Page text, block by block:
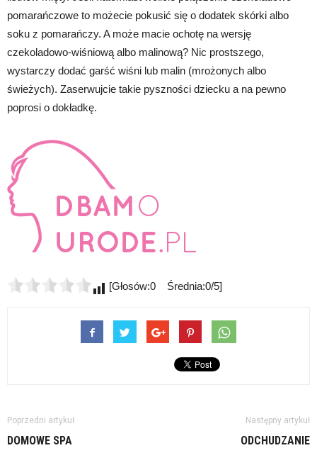
pomarańczowe to możecie pokusić się o dodatek skórki albo
soku z pomarańczy. A może macie ochotę na wersję
czekoladowo-wiśniową albo malinową? Nic prostszego,
wystarczy dodać garść wiśni lub malin (mrożonych albo
świeżych). Zaserwujcie takie pyszności dziecku a na pewno
poprosi o dokładkę.
[Głosów:0 Średnia:0/5]
Poprzedni artykuł
DOMOWE SPA
Następny artykuł
ODCHUDZANIE